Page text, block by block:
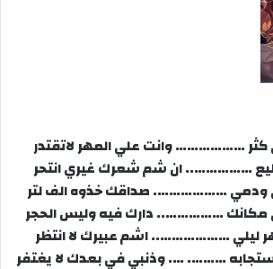
كثر ……………… وانت علي المهر لاتقتدر
…………….. ان شم شعرك غيري انتحر
ودمي ………………. صداقك خذوه الف لتر
مكانك …………….. دارك فيه وليس الحجر
……………….. اشم عبيرك لا انتظر
………. …. وذنبي في بعدك لا يغتفر